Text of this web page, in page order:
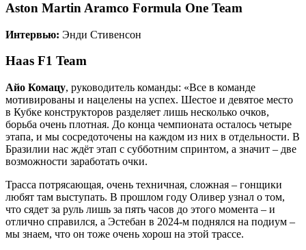
Aston Martin Aramco Formula One Team
Интервью: Энди Стивенсон
Haas F1 Team
Айо Комацу, руководитель команды: «Все в команде
мотивированы и нацелены на успех. Шестое и девятое место
в Кубке конструкторов разделяет лишь несколько очков,
борьба очень плотная. До конца чемпионата осталось четыре
этапа, и мы сосредоточены на каждом из них в отдельности. В
Бразилии нас ждёт этап с субботним спринтом, а значит – две
возможности заработать очки.
Трасса потрясающая, очень техничная, сложная – гонщики
любят там выступать. В прошлом году Оливер узнал о том,
что сядет за руль лишь за пять часов до этого момента – и
отлично справился, а Эстебан в 2024-м поднялся на подиум –
мы знаем, что он тоже очень хорош на этой трассе.